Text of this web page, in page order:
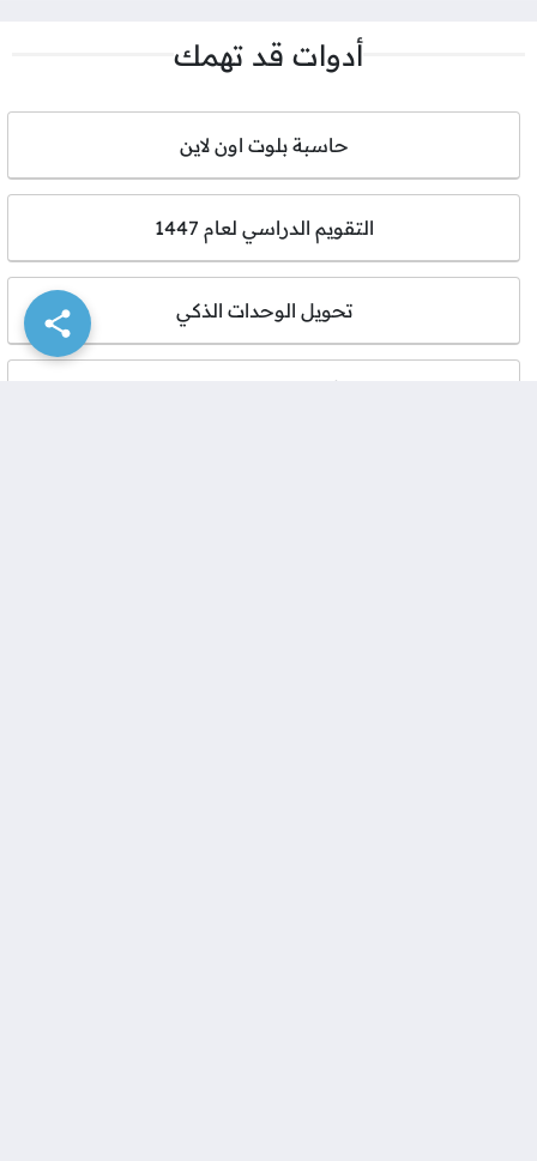
أدوات قد تهمك
حاسبة بلوت اون لاين
التقويم الدراسي لعام 1447
تحويل الوحدات الذكي